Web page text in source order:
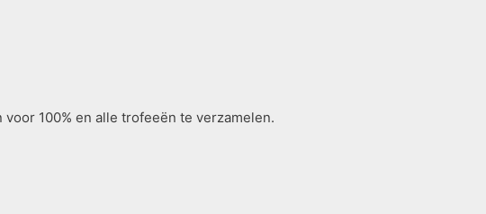
100% en alle trofeeën te verzamelen.